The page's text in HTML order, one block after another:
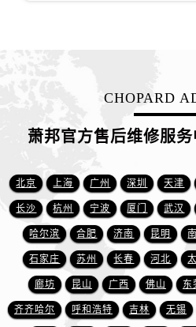
CHOPARD
萧邦官方售后维修服
北京 上海 广州 深圳 天津
长沙 杭州 宁波 厦门 武汉
哈尔滨 合肥 济南 昆明
石家庄 苏州 长春 河北
廊坊 昆山 广西 佛山 东
齐齐哈尔 呼和浩特 吉林 无锡